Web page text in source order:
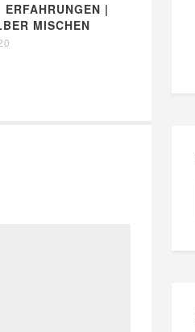
ERFAHRUNGEN |
MISCHEN